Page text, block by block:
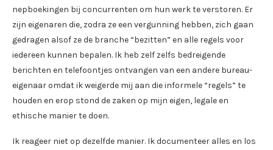
nepboekingen bij concurrenten om hun werk te verstoren. Er
zijn eigenaren die, zodra ze een vergunning hebben, zich gaan
gedragen alsof ze de branche “bezitten” en alle regels voor
iedereen kunnen bepalen. Ik heb zelf zelfs bedreigende
berichten en telefoontjes ontvangen van een andere bureau-
eigenaar omdat ik weigerde mij aan die informele “regels” te
houden en erop stond de zaken op mijn eigen, legale en
ethische manier te doen.
Ik reageer niet op dezelfde manier. Ik documenteer alles en los